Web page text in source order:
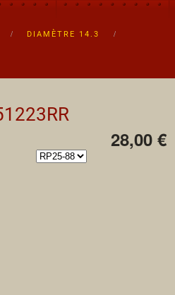
DIAMÈTRE 14.3
28,00 €